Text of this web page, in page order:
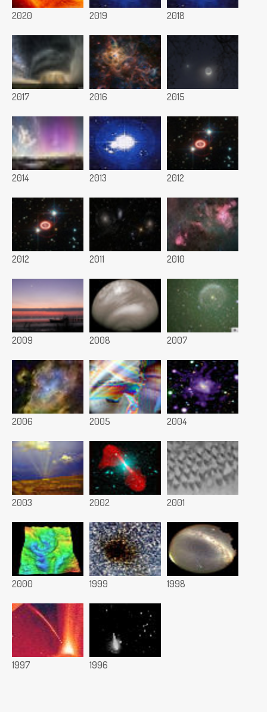
2020 2019 2018
2017 2016 2015
2014 2013 2012
2012 2011 2010
2009 2008 2007
2006 2005 2004
2003 2002 2001
2000 1999 1998
1997 1996